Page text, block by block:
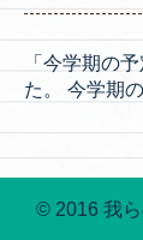
「今学期の
た。 今学期
© 2016 我